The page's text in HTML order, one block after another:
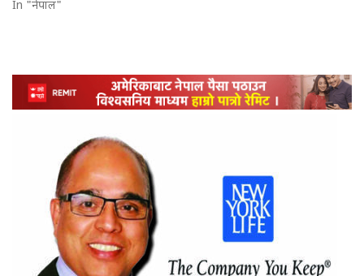
In "नेपाल"